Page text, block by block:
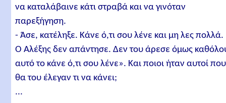
να καταλάβαινε κάτι στραβά και να γινόταν
παρεξήγηση.
- Άσε, κατέληξε. Κάνε ό,τι σου λένε και μη λες πολλά.
Ο Αλέξης δεν απάντησε. Δεν του άρεσε όμως
αυτό το κάνε ό,τι σου λένε». Και ποιοι ήταν αυτοί που
θα του έλεγαν τι να κάνει;
...